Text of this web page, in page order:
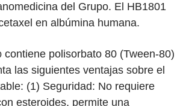
del Grupo. El HB1801
en albúmina humana.
contiene polisorbato 80 (Tween-80)
las siguientes ventajas sobre el
(1) Seguridad: No requiere
esteroides, permite una